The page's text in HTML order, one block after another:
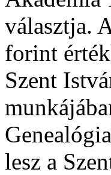
választja.
forint
Szent
lesz a